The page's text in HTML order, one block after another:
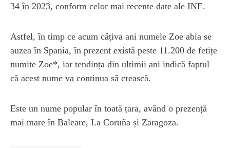
34 în 2023, conform celor mai recente date ale INE.
Astfel, în timp ce acum câțiva ani numele Zoe abia se
auzea în Spania, în prezent există peste 11.200 de fetițe
numite Zoe*, iar tendința din ultimii ani indică faptul
că acest nume va continua să crească.
Este un nume popular în toată țara, având o prezență
mai mare în Baleare, La Coruña și Zaragoza.